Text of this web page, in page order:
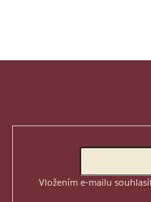
Z
Vložením e-mailu